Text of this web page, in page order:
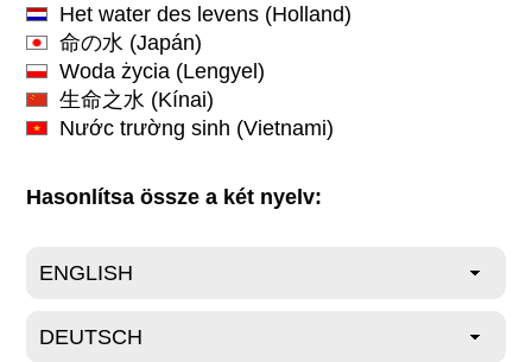
Het water des levens (Holland)
命の水 (Japán)
Woda życia (Lengyel)
生命之水 (Kínai)
Nước trường sinh (Vietnami)
Hasonlítsa össze a két nyelv: